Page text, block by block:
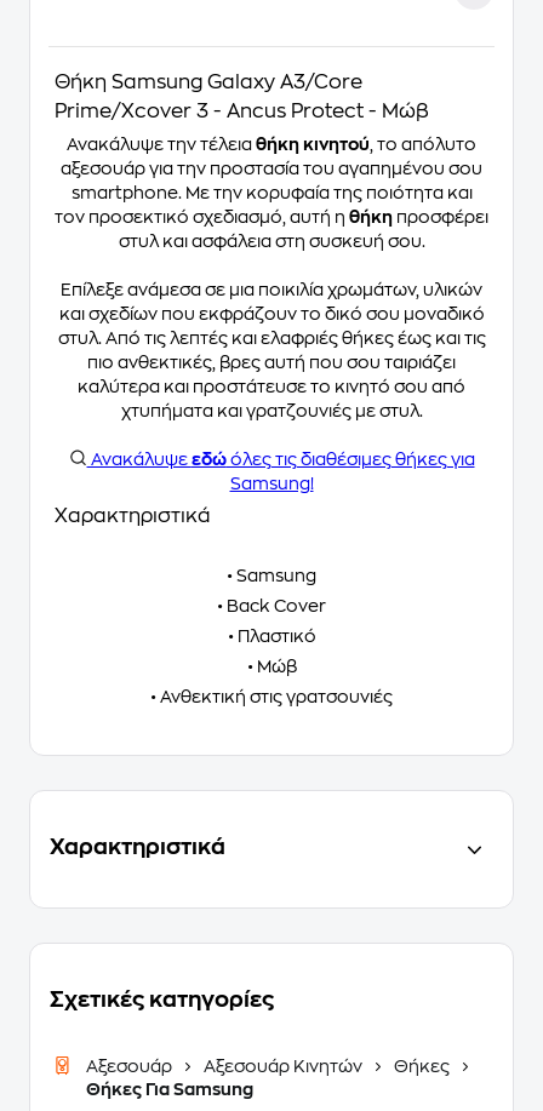
Θήκη Samsung Galaxy A3/Core
Prime/Xcover 3 - Ancus Protect - Μώβ
Ανακάλυψε την τέλεια θήκη κινητού , το απόλυτο
αξεσουάρ για την προστασία του αγαπημένου σου
smartphone. Με την κορυφαία της ποιότητα και
τον προσεκτικό σχεδιασμό, αυτή η θήκη προσφέρει
στυλ και ασφάλεια στη συσκευή σου.
Επίλεξε ανάμεσα σε μια ποικιλία χρωμάτων, υλικών
και σχεδίων που εκφράζουν το δικό σου μοναδικό
στυλ. Από τις λεπτές και ελαφριές θήκες έως και τις
πιο ανθεκτικές, βρες αυτή που σου ταιριάζει
καλύτερα και προστάτευσε το κινητό σου από
χτυπήματα και γρατζουνιές με στυλ.
Ανακάλυψε εδώόλες τις διαθέσιμες θήκες για
Samsung!
Χαρακτηριστικά
• Samsung
• Back Cover
• Πλαστικό
• Μώβ
• Ανθεκτική στις γρατσουνιές
Χαρακτηριστικά
Σχετικές κατηγορίες
Αξεσουάρ Αξεσουάρ Κινητών
Θήκες
Θήκες Για Samsung